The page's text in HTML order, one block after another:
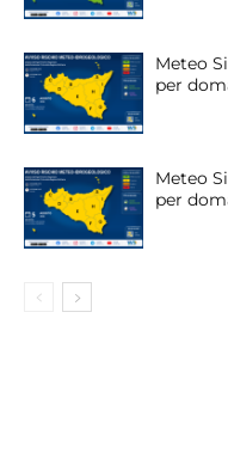
Meteo
per
Meteo
per